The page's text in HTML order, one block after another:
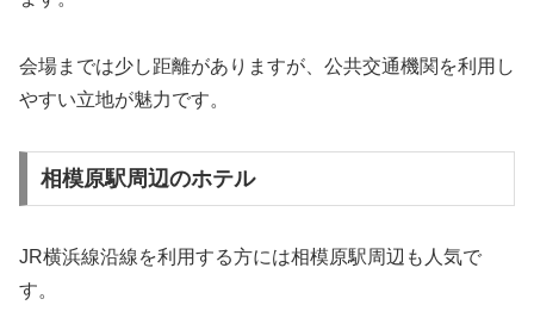
会場までは少し距離がありますが、公共交通機関を利用し
やすい立地が魅力です。
相模原駅周辺のホテル
JR横浜線沿線を利用する方には相模原駅周辺も人気で
す。